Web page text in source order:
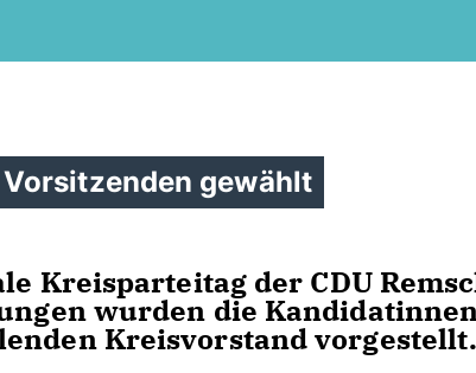
gewählt
Kreisparteitag der CDU
wurden die
Kreisvorstand vorgestellt.